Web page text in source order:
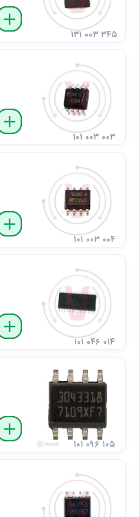
delete
remove
add
۱۳۱ ۰۰۳ ۳۴۵
delete
remove
add
۱۰۱ ۰۰۳ ۰۰۳
delete
remove
add
۱۰۱ ۰۰۳ ۰۰۴
delete
remove
add
۱۰۱ ۰۴۶ ۰۱۴
delete
remove
add
۱۰۱ ۰۹۶ ۱۰۵